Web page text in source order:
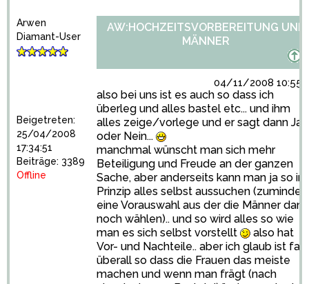
Arwen
Diamant-User
Beigetreten:
25/04/2008
17:34:51
Beiträge: 3389
Offline
AW:HOCHZEITSVORBEREITUNG UND
MÄNNER
04/11/2008
also bei uns ist es auch so dass ich
überleg und alles bastel etc... und ihm
alles zeige/vorlege und er sagt dann Ja
oder Nein...
manchmal wünscht man sich mehr
Beteiligung und Freude an der ganzen
Sache, aber anderseits kann man ja so im
Prinzip alles selbst aussuchen
eine Vorauswahl aus der die Männer dann
noch wählen).. und so wird alles so wie
man es sich selbst vorstellt
also hat
Vor- und Nachteile.. aber ich glaub ist fast
überall so dass die Frauen das meiste
machen und wenn man frägt (nach